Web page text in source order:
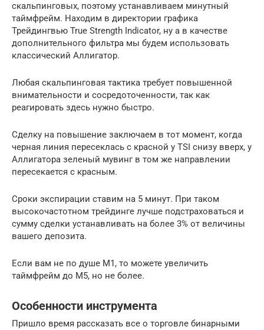
скальпинговых, поэтому устанавливаем минутный
таймфрейм. Находим в директории графика
Трейдингвью True Strength Indicator, ну а в качестве
дополнительного фильтра мы будем использовать
классический Аллигатор.
Любая скальпинговая тактика требует повышенной
внимательности и сосредоточенности, так как
реагировать здесь нужно быстро.
Сделку на повышение заключаем в тот момент, когда
черная линия пересеклась с красной у TSI снизу вверх, у
Аллигатора зеленый мувинг в том же направлении
пересекается с красным.
Сроки экспирации ставим на 5 минут. При таком
высокочастотном трейдинге лучше подстраховаться и
сумму сделки устанавливать на более 3% от величины
вашего депозита.
Если вам не по душе М1, то можете увеличить
таймфрейм до М5, но не более.
Особенности инструмента
Пришло время рассказать все о торговле бинарными